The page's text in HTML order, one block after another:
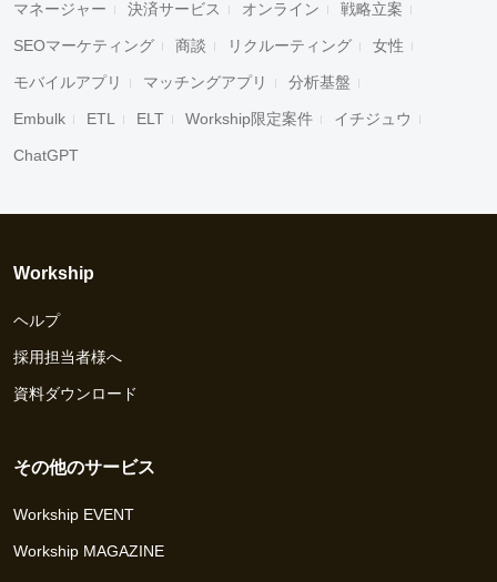
マネージャー 決済サービス オンライン 戦略立案
SEOマーケティング 商談 リクルーティング 女性
モバイルアプリ マッチングアプリ 分析基盤
Embulk ETL ELT Workship限定案件 イチジュウ
ChatGPT
Workship
ヘルプ
採用担当者様へ
資料ダウンロード
その他のサービス
Workship EVENT
Workship MAGAZINE